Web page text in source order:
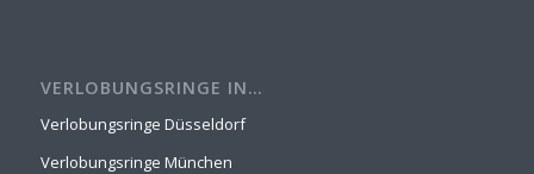
VERLOBUNGSRINGE IN…
Verlobungsringe Düsseldorf
Verlobungsringe München